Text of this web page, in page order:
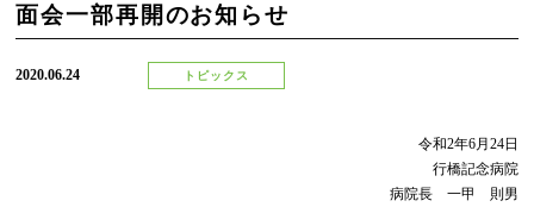
面会一部再開のお知らせ
2020.06.24 トピックス
令和2年6月24日
行橋記念病院
病院長 一甲 則男